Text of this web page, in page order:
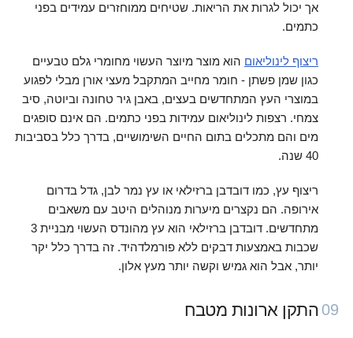
אך יכול לגרות את הריאות. שטיחים ממוחזרים עמידים בפני
כתמים.
ריצוף לינוליאום הוא מוצר מיוצר העשוי מחומרי גלם טבעיים
כגון שמן פשתן - חומר מחייב המתקבל מעצי אורן מבלי לפגוע
במוצרי העץ המתחדשים בעצים, באבן גיר טחונה וביוטה, סיב
צמחי. רצפות לינוליאום עמידות בפני כתמים. הם אינם סופגים
מים והם מתכלים בתום החיים השימושיים, בדרך כלל בסביבות
40 שנה.
ריצוף עץ, כמו דובדבן ברזילאי או עץ נמר לבן, גדל בדרום
אירופה. הם נקצרים מיערות מנוהלים היטב עם משאבים
מתחדשים. דובדבן ברזילאי הוא עץ מהונדס העשוי מבניית 3
שכבות באמצעות דבקים ללא פורמלדהיד. זה בדרך כלל יקר
יותר, אבל הוא גמיש וקשה יותר מעץ אלון.
09 התקן ארונות מטבח